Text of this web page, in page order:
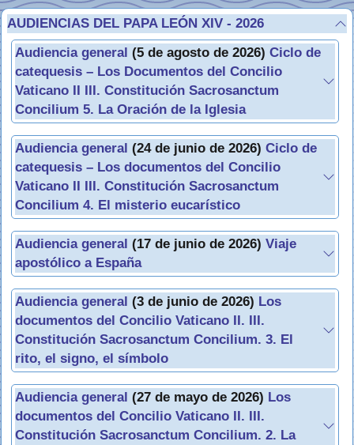
AUDIENCIAS DEL PAPA LEÓN XIV - 2026
Audiencia general (5 de agosto de 2026) Ciclo de
catequesis – Los Documentos del Concilio
Vaticano II III. Constitución Sacrosanctum
Concilium 5. La Oración de la Iglesia
Audiencia general (24 de junio de 2026) Ciclo de
catequesis – Los documentos del Concilio
Vaticano II III. Constitución Sacrosanctum
Concilium 4. El misterio eucarístico
Audiencia general (17 de junio de 2026) Viaje
apostólico a España
Audiencia general (3 de junio de 2026) Los
documentos del Concilio Vaticano II. III.
Constitución Sacrosanctum Concilium. 3. El
rito, el signo, el símbolo
Audiencia general (27 de mayo de 2026) Los
documentos del Concilio Vaticano II. III.
Constitución Sacrosanctum Concilium. 2. La